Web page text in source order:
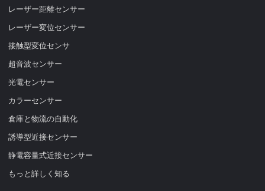
レーザー距離センサー
レーザー変位センサー
接触型変位センサ
超音波センサー
光電センサー
カラーセンサー
倉庫と物流の自動化
誘導型近接センサー
静電容量式近接センサー
もっと詳しく知る